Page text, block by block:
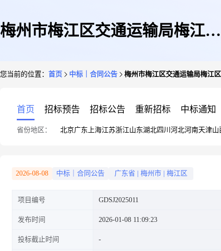
梅州市梅江区交通运输局梅江区
您当前的位置： 首页 中标｜合同公告 梅州市梅江区交通运输局梅江
首页 招标预告 招标公告 重新招标 中标通知
省份地区： 北京广东 上海江苏浙江山东湖北四川 河北河南天津山
2026-08-08 中标｜合同公告 广东省 梅州市 梅江区
项目编号 GDSJ2025011
发布时间 2026-01-08 11:09:23
投标截止时间